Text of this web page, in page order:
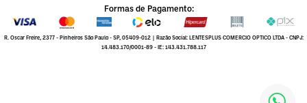
Formas de Pagamento:
R. Oscar Freire, 2377 - Pinheiros São Paulo - SP, 05409-012 | Razão Social: LENTESPLUS COMERCIO OPTICO LTDA - CNPJ:
14.483.170/0001-89 - IE: 143.431.788.117